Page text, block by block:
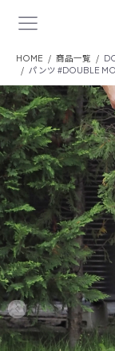
HOME 商品一覧
パンツ #DOUBLE